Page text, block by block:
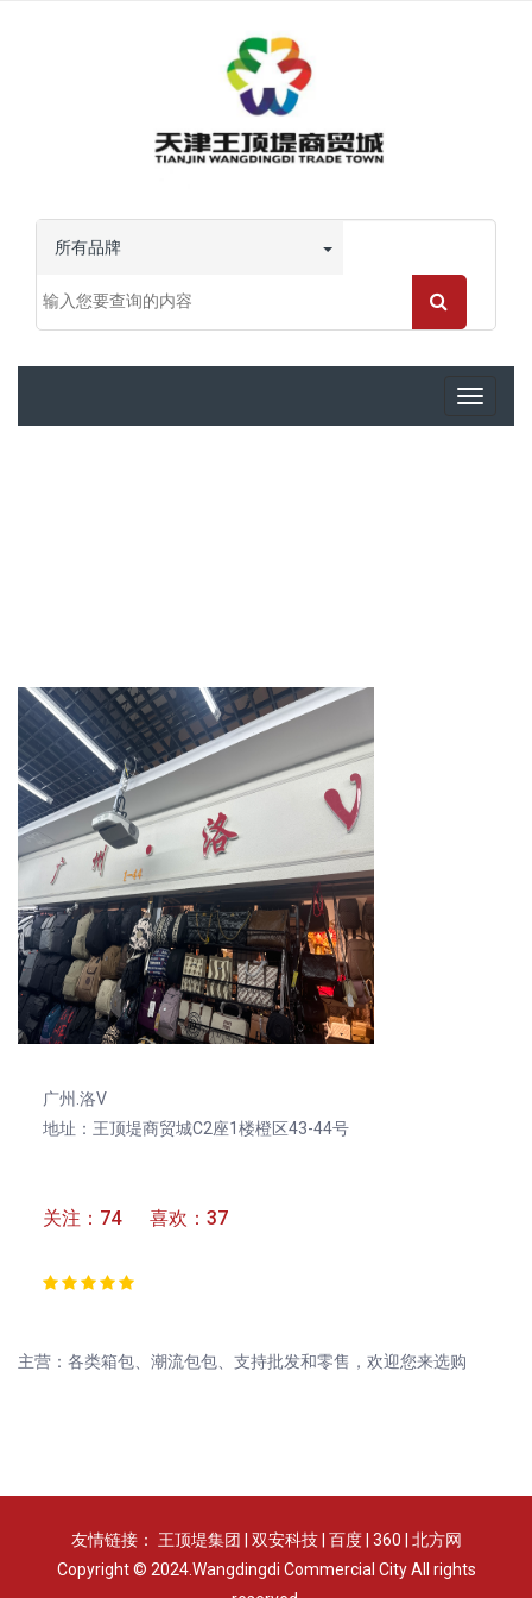
所有品牌
Toggle
广州.洛V
地址：王顶堤商贸城C2座1楼橙区43-44号
关注：74 喜欢：37
主营：各类箱包、潮流包包、支持批发和零售，欢迎您来选购
友情链接： 王顶堤集团 双安科技| 百度| 360
北方网
Copyright © 2024.Wangdingdi Commercial City All rights